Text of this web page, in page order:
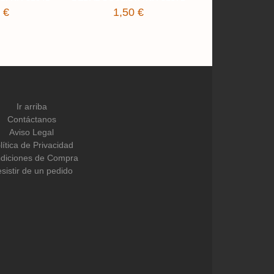
€ 1,50 €
Ir arriba
Contáctanos
Aviso Legal
de Privacidad
de Compra
de un pedido